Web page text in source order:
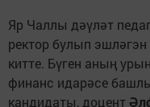
Яр Чаллы дәүләт
ректор булып эшләгэн
китте. Бүген аның
финанс идарәсе
кандидаты, доцент